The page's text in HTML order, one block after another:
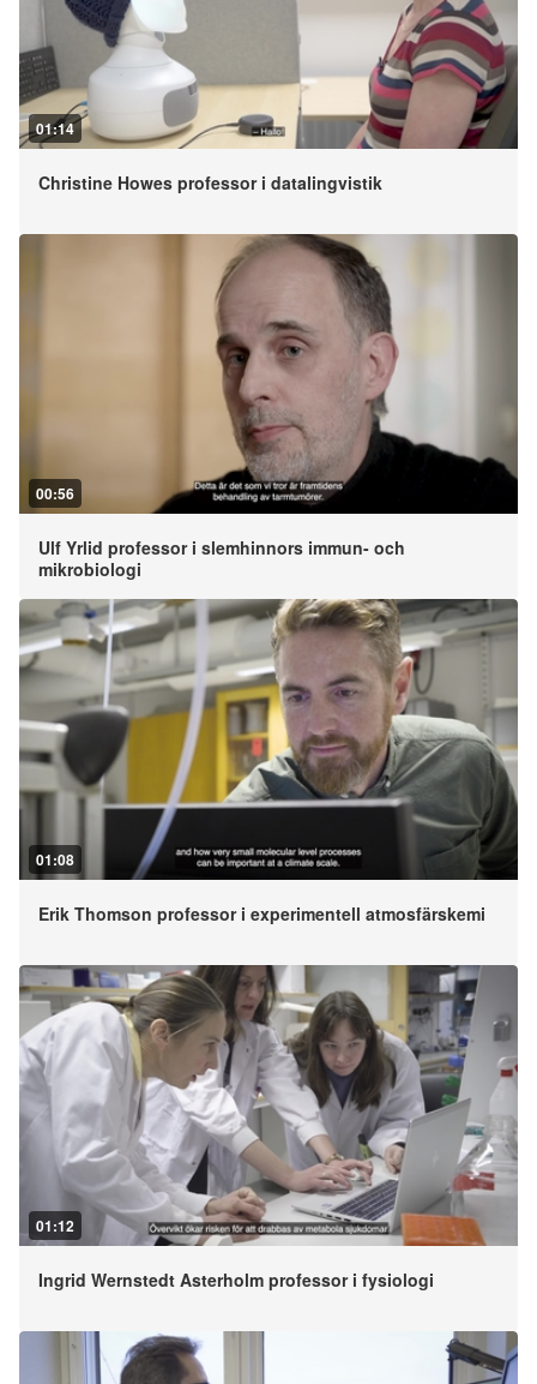
01:14
Christine Howes professor i datalingvistik
00:56
Ulf Yrlid professor i slemhinnors immun- och
mikrobiologi
01:08
Erik Thomson professor i experimentell atmosfärskemi
01:12
Ingrid Wernstedt Asterholm professor i fysiologi